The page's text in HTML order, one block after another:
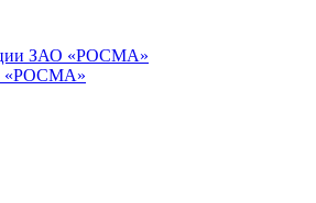
ЗАО «РОСМА»
«РОСМА»